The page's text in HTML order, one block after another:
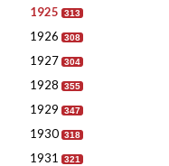
1925 313
1926 308
1927 304
1928 355
1929 347
1930 318
1931 321